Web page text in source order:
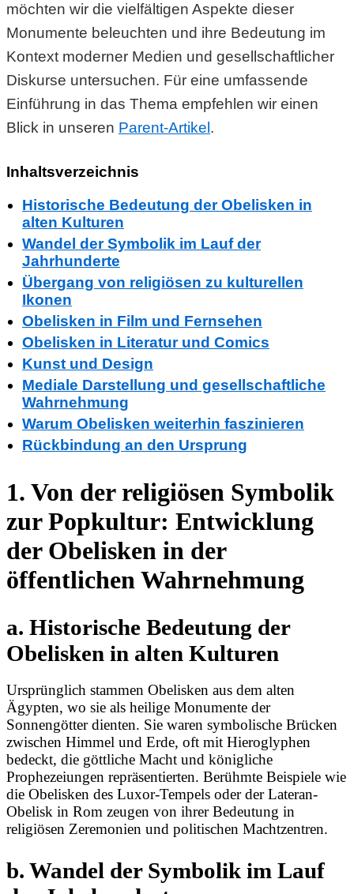
möchten wir die vielfältigen Aspekte dieser
Monumente beleuchten und ihre Bedeutung im
Kontext moderner Medien und gesellschaftlicher
Diskurse untersuchen. Für eine umfassende
Einführung in das Thema empfehlen wir einen
Blick in unseren Parent-Artikel .
Inhaltsverzeichnis
Historische Bedeutung der Obelisken in
alten Kulturen
Wandel der Symbolik im Lauf der
Jahrhunderte
Übergang von religiösen zu kulturellen
Ikonen
Obelisken in Film und Fernsehen
Obelisken in Literatur und Comics
Kunst und Design
Mediale Darstellung und gesellschaftliche
Wahrnehmung
Warum Obelisken weiterhin faszinieren
Rückbindung an den Ursprung
1. Von der religiösen Symbolik
zur Popkultur: Entwicklung
der Obelisken in der
öffentlichen Wahrnehmung
a. Historische Bedeutung der
Obelisken in alten Kulturen
Ursprünglich stammen Obelisken aus dem alten
Ägypten, wo sie als heilige Monumente der
Sonnengötter dienten. Sie waren symbolische Brücken
zwischen Himmel und Erde, oft mit Hieroglyphen
bedeckt, die göttliche Macht und königliche
Prophezeiungen repräsentierten. Berühmte Beispiele wie
die Obelisken des Luxor-Tempels oder der Lateran-
Obelisk in Rom zeugen von ihrer Bedeutung in
religiösen Zeremonien und politischen Machtzentren.
b. Wandel der Symbolik im Lauf